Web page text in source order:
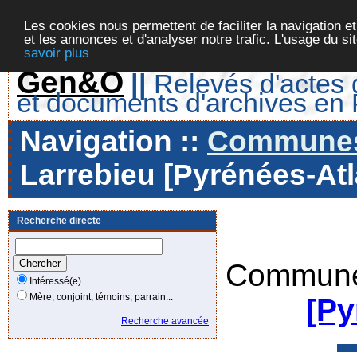
Les cookies nous permettent de faciliter la navigation
et les annonces et d'analyser notre trafic. L'usage du
savoir plus
Gen&O || Relevés d'actes
et documents d'archives en
Navigation ::
Larrebieu [Pyrénées-
Recherche directe
Intéressé(e)
Mère, conjoint, témoins, parrain...
Recherche avancée